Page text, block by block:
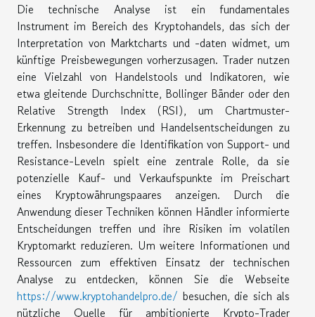
Die technische Analyse ist ein fundamentales
Instrument im Bereich des Kryptohandels, das sich der
Interpretation von Marktcharts und -daten widmet, um
künftige Preisbewegungen vorherzusagen. Trader nutzen
eine Vielzahl von Handelstools und Indikatoren, wie
etwa gleitende Durchschnitte, Bollinger Bänder oder den
Relative Strength Index (RSI), um Chartmuster-
Erkennung zu betreiben und Handelsentscheidungen zu
treffen. Insbesondere die Identifikation von Support- und
Resistance-Leveln spielt eine zentrale Rolle, da sie
potenzielle Kauf- und Verkaufspunkte im Preischart
eines Kryptowährungspaares anzeigen. Durch die
Anwendung dieser Techniken können Händler informierte
Entscheidungen treffen und ihre Risiken im volatilen
Kryptomarkt reduzieren. Um weitere Informationen und
Ressourcen zum effektiven Einsatz der technischen
Analyse zu entdecken, können Sie die Webseite
https://www.kryptohandelpro.de/ besuchen, die sich als
nützliche Quelle für ambitionierte Krypto-Trader